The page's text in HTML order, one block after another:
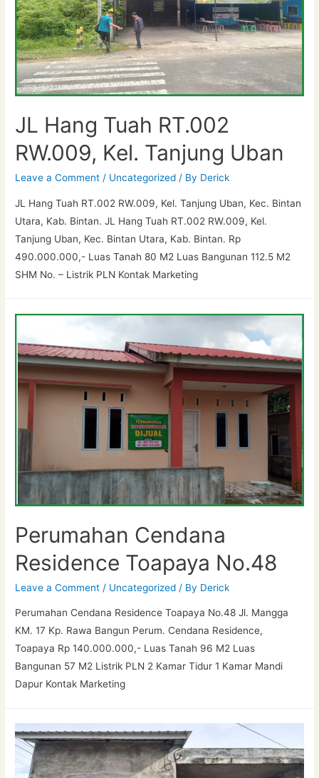
JL Hang Tuah RT.002
RW.009, Kel. Tanjung Uban
Leave a Comment / Uncategorized / By Derick
JL Hang Tuah RT.002 RW.009, Kel. Tanjung Uban, Kec. Bintan
Utara, Kab. Bintan. JL Hang Tuah RT.002 RW.009, Kel.
Tanjung Uban, Kec. Bintan Utara, Kab. Bintan. Rp
490.000.000,- Luas Tanah 80 M2 Luas Bangunan 112.5 M2
SHM No. – Listrik PLN Kontak Marketing
Perumahan Cendana
Residence Toapaya No.48
Leave a Comment / Uncategorized / By Derick
Perumahan Cendana Residence Toapaya No.48 Jl. Mangga
KM. 17 Kp. Rawa Bangun Perum. Cendana Residence,
Toapaya Rp 140.000.000,- Luas Tanah 96 M2 Luas
Bangunan 57 M2 Listrik PLN 2 Kamar Tidur 1 Kamar Mandi
Dapur Kontak Marketing